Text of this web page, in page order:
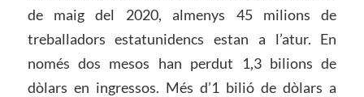
de maig del 2020, almenys 45 milions de
treballadors estatunidencs estan a l’atur. En
només dos mesos han perdut 1,3 bilions de
dòlars en ingressos. Més d’1 bilió de dòlars a